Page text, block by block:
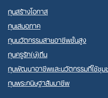
ทุนสร้างโอกาส
ทุนเสมอภาค
ทุนนวัตกรรมสายอาชีพชั้นสูง
ทุนครูรัก(ษ์)ถิ่น
ทุนพัฒนาอาชีพและนวัตกรรมที่ใช้ชุม
ทุนพระกนิษฐาสัมมาชีพ